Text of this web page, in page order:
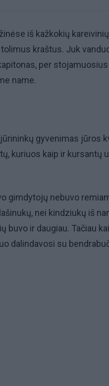
iš kažkokių
kraštus. Juk
per
name.
gyvenimas jūros
kuriuos kaip ir kursantų
gimdytojų nebuvo
nei kindziukų iš
buvo ir daugiau. Tačiau
dalindavosi su